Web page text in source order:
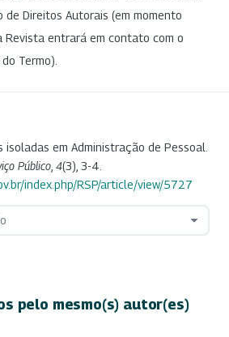
de Direitos Autorais (em momento
entrará em contato com o
Termo).
em Administração de Pessoal.
Público 4(3), 3-4.
index.php/RSP/article/view/5727
pelo mesmo(s) autor(es)